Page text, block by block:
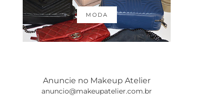
MODA
Anuncie no Makeup Atelier
anuncio@makeupatelier.com.br